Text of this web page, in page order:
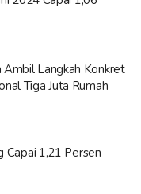
Ambil Langkah Konkret
Tiga Juta Rumah
Capai 1,21 Persen